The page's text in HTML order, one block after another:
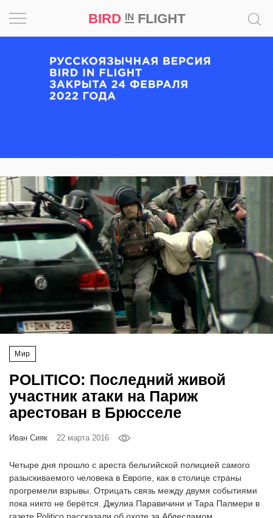
BIRD INFLIGHT
Мир
POLITICO: Последний живой
участник атаки на Париж
арестован в Брюсселе
Иван Сияк 22 марта 2016
Четыре дня прошло с ареста бельгийской полицией самого
разыскиваемого человека в Европе, как в столице страны
прогремели взрывы. Отрицать связь между двумя событиями
пока никто не берётся. Джулиа Паравичини и Тара Палмери в